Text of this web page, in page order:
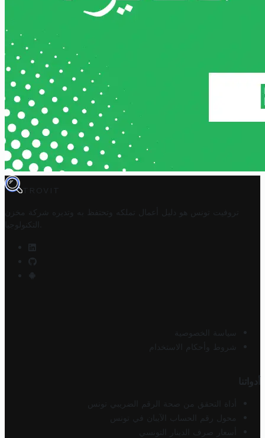
TROVIT
تروفيت تونس هو دليل أعمال تملكه وتحتفظ به وتديره
شركة مخزن
التكنولوجيا
سياسة الخصوصية
شروط وأحكام الاستخدام
أدواتنا
أداة التحقق من صحة الرقم الضريبي تونس
محول رقم الحساب الآيبان في تونس
أسعار صرف الدينار التونسي